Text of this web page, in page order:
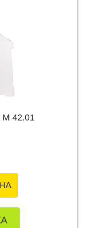
М 42.01